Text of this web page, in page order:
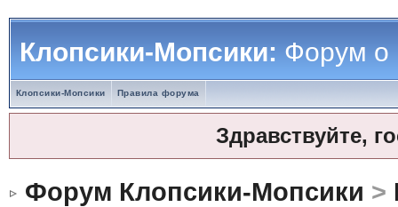
Клопсики-Мопсики:Форум о
Клопсики-Мопсики Правила форума
Здравствуйте,
Форум Клопсики-Мопсики >